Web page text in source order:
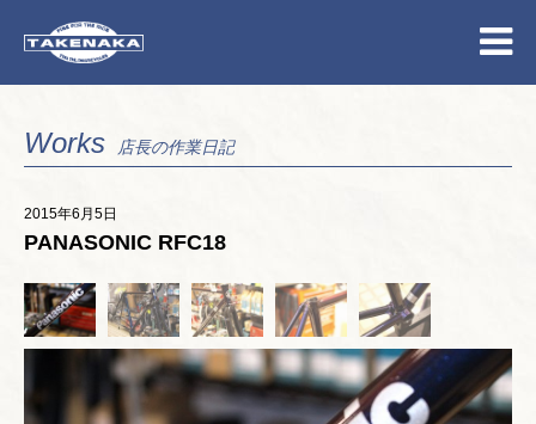
Works 店長の作業日記
2015年6月5日
PANASONIC RFC18